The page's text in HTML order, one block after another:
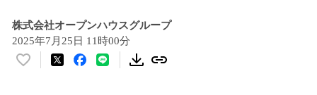
株式会社オープンハウスグループ
2025年7月25日 11時00分
い